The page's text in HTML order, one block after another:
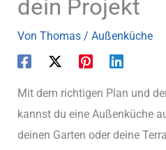
dein Projekt
Von Thomas /Außenküche
Mit dem richtigen Plan und
kannst du eine Außenküche
deinen Garten oder deine